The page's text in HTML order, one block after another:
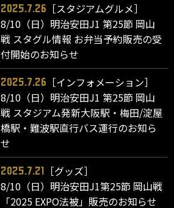
2025.7.26
［スタジアムグルメ］
8/10（日）明治安田J1 第25節 岡山
戦 スタグル情報 お弁当予約販売の受
付開始のお知らせ
2025.7.26
［インフォメーション］
8/10（日）明治安田J1 第25節 岡山
戦 スタジアム発新大阪駅・梅田/淀屋
橋駅・難波駅直行バス運行のお知ら
せ
2025.7.21
［グッズ］
8/10（日）明治安田J1第25節 岡山戦
「2025 EXPO法被」販売のお知らせ